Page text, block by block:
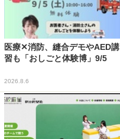
医療✕消防、縫合デモやAED講
習も「おしごと体験博」9/5
2026.8.6